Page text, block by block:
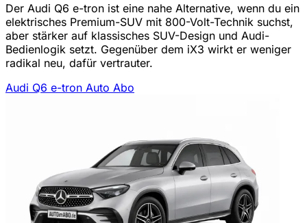
Der Audi Q6 e-tron ist eine nahe Alternative, wenn du ein
elektrisches Premium-SUV mit 800-Volt-Technik suchst,
aber stärker auf klassisches SUV-Design und Audi-
Bedienlogik setzt. Gegenüber dem iX3 wirkt er weniger
radikal neu, dafür vertrauter.
Audi Q6 e-tron Auto Abo